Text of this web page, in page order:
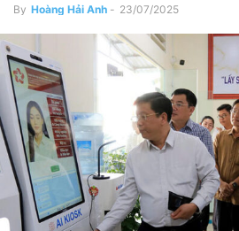
By Hoàng Hải Anh - 23/07/2025